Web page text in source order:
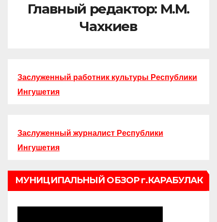
Главный редактор: М.М.
Чахкиев
Заслуженный работник культуры Республики
Ингушетия
Заслуженный журналист Республики
Ингушетия
МУНИЦИПАЛЬНЫЙ ОБЗОР г.КАРАБУЛАК